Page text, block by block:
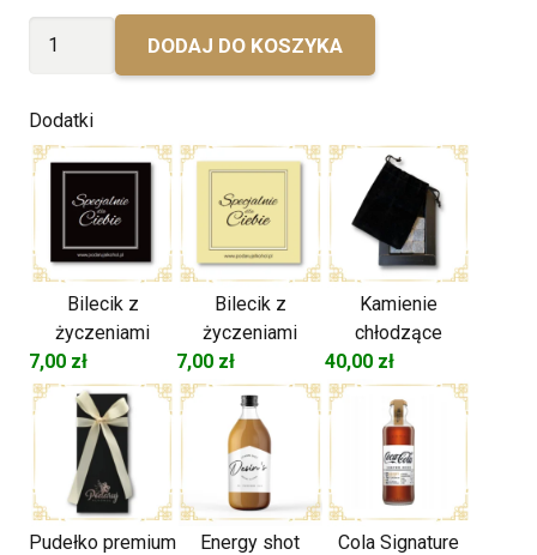
DODAJ DO KOSZYKA
Dodatki
Bilecik z
życzeniami
7,00 zł
Bilecik z
życzeniami
7,00 zł
Kamienie
chłodzące
40,00 zł
Pudełko premium
Energy shot
Cola Signature